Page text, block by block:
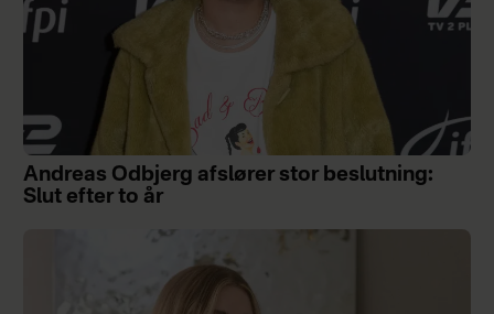
Andreas Odbjerg afslører stor beslutning:
Slut efter to år